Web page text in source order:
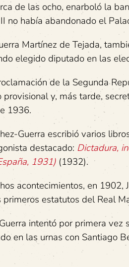
de las ocho, enarboló la
no había abandonado el
Martínez de Tejada,
elegido diputado en las
de la Segunda
y, más tarde,
1936.
Guerra escribió varios
destacado: Dictadura,
1931) (1932).
acontecimientos, en
estatutos del Real
intentó por primera
en las urnas con Santiago